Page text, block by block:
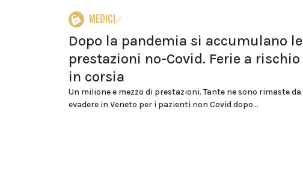
MEDICI
Dopo la pandemia si accumulano le
prestazioni no-Covid. Ferie a rischio
in corsia
Un milione e mezzo di prestazioni. Tante ne sono rimaste da
evadere in Veneto per i pazienti non Covid dopo...